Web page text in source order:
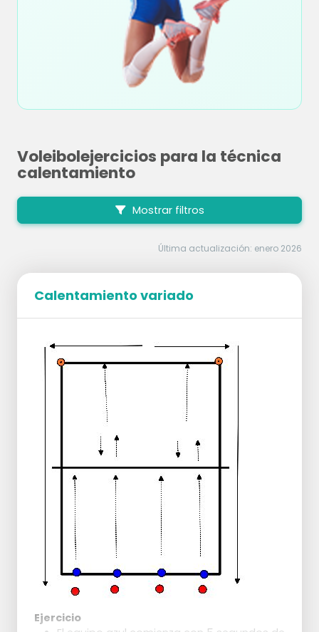
Voleibolejercicios para la técnica
calentamiento
Mostrar filtros
Última actualización: enero 2026
Calentamiento variado
Ejercicio